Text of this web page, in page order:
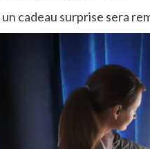
cadeau surprise sera